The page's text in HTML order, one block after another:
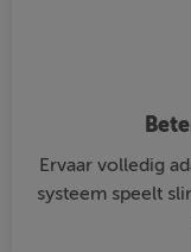
Ervaar volledig
systeem speelt